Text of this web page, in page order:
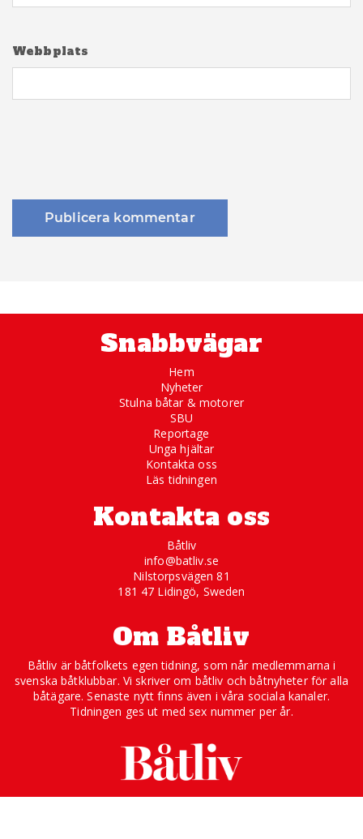
Webbplats
Snabbvägar
Hem
Nyheter
Stulna båtar & motorer
SBU
Reportage
Unga hjältar
Kontakta oss
Läs tidningen
Kontakta oss
Båtliv
info@batliv.se
Nilstorpsvägen 81
181 47 Lidingö, Sweden
Om Båtliv
Båtliv är båtfolkets egen tidning, som når medlemmarna i
svenska båtklubbar. Vi skriver om båtliv och båtnyheter för alla
båtägare. Senaste nytt finns även i våra sociala kanaler.
Tidningen ges ut med sex nummer per år.